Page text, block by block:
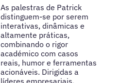
As palestras de Patrick
distinguem-se por serem
interativas, dinâmicas e
altamente práticas,
combinando o rigor
académico com casos
reais, humor e ferramentas
acionáveis. Dirigidas a
líderes empresariais,